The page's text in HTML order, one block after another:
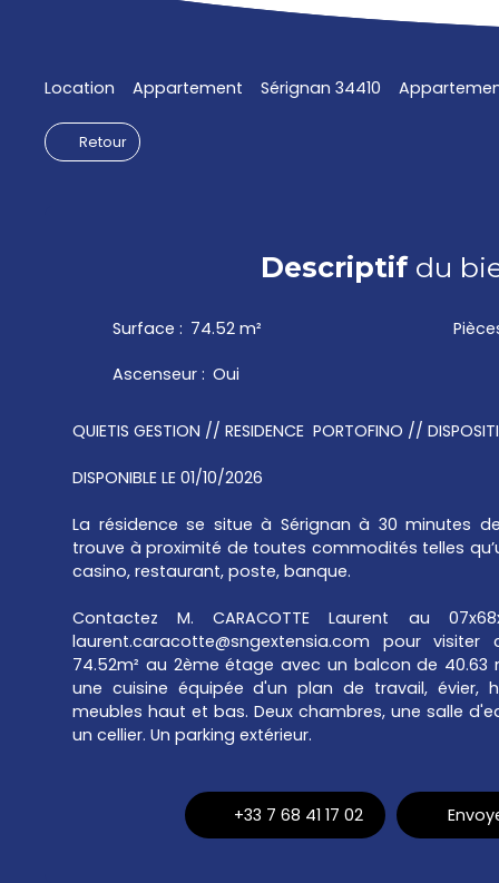
Location Appartement Sérignan 34410
Retour
Descriptifdu
Surface : 74.52 m²
Ascenseur : Oui
QUIETIS GESTION // RESIDENCE PORTOFINO //
DISPONIBLE LE 01/10/2026
La résidence se situe à Sérignan à 30 minutes
trouve à proximité de toutes commodités telles
casino, restaurant, poste, banque.
Contactez M. CARACOTTE Laurent au
laurent.caracotte@sngextensia.com pour
74.52m² au 2ème étage avec un balcon de 40.63
une cuisine équipée d'un plan de travail, évier,
meubles haut et bas. Deux chambres, une salle
un cellier. Un parking extérieur.
+33 7 68 41 17 02